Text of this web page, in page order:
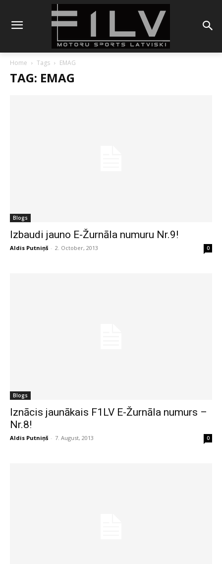
Home Tags EMAG
TAG: EMAG
Blogs
Izbaudi jauno E-Žurnāla numuru Nr.9!
Aldis Putniņš - 2. October, 2013 0
Blogs
Iznācis jaunākais F1LV E-Žurnāla numurs –
Nr.8!
Aldis Putniņš - 7. August, 2013 0